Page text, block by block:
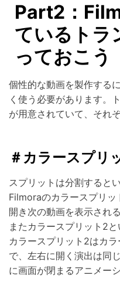
Part2：
ているトラ
っておこう
個性的な動画を製作する
く使う必要があります。
が用意されていて、それ
＃カラースプリ
スプリットは分割すると
Filmoraのカラースプリ
開き次の動画を表示され
またカラースプリット2
カラースプリット2はカ
で、左右に開く演出は同
に画面が閉まるアニメー